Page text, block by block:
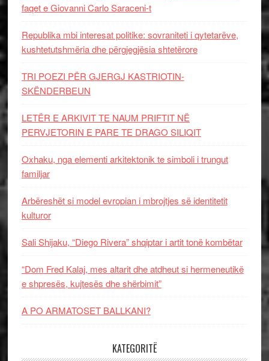
faqet e Giovanni Carlo Saraceni-t
Republika mbi interesat politike: sovraniteti i qytetarëve,
kushtetutshmëria dhe përgjegjësia shtetërore
TRI POEZI PËR GJERGJ KASTRIOTIN-
SKËNDERBEUN
LETËR E ARKIVIT TE NAUM PRIFTIT NË
PERVJETORIN E PARE TE DRAGO SILIQIT
Oxhaku, nga elementi arkitektonik te simboli i trungut
familjar
Arbëreshët si model evropian i mbrojtjes së identitetit
kulturor
Sali Shijaku, “Diego Rivera” shqiptar i artit tonë kombëtar
“Dom Fred Kalaj, mes altarit dhe atdheut si hermeneutikë
e shpresës, kujtesës dhe shërbimit”
A PO ARMATOSET BALLKANI?
KATEGORITË